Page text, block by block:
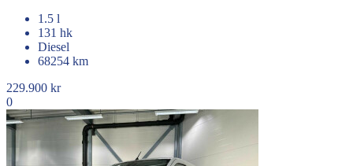
1.5 l
131 hk
Diesel
68254 km
229.900 kr
0